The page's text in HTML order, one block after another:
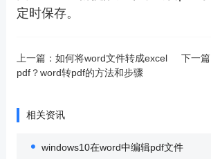
定时保存。
上一篇： 如何将word文件转成excel下一篇
pdf？word转pdf的方法和步骤
相关资讯
windows10在word中编辑pdf文件